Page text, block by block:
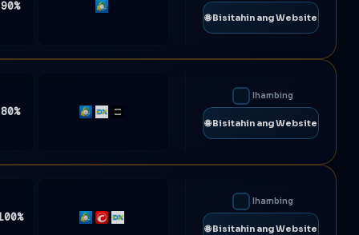
MT5
🌐 Bisitahin ang Website
MT4DXtradeTradeLocker
Ihambing
🌐 Bisitahin ang Website
MT5cTrader
DXtrade
Ihambing
🌐 Bisitahin ang Website